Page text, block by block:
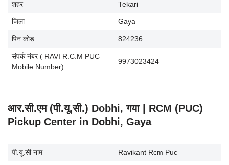
शहर Tekari
जिला Gaya
पिन कोड 824236
संपर्क नंबर ( RAVI R.C.M PUC
Mobile Number)
9973023424
आर.सी.एम (पी.यू.सी.) Dobhi, गया | RCM (PUC)
Pickup Center in Dobhi, Gaya
पी.यू.सी नाम Ravikant Rcm Puc